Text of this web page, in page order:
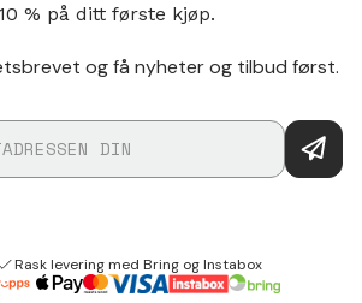
% på ditt første kjøp.
og få nyheter og tilbud først.
Rask levering med Bring og Instabox